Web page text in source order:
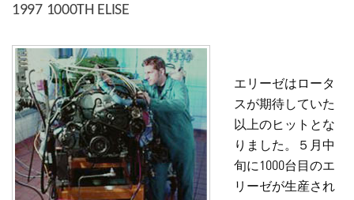
1997 1000TH ELISE
エリーゼはロータ
スが期待していた
以上のヒットとな
りました。５月中
旬に1000台目のエ
リーゼが生産され